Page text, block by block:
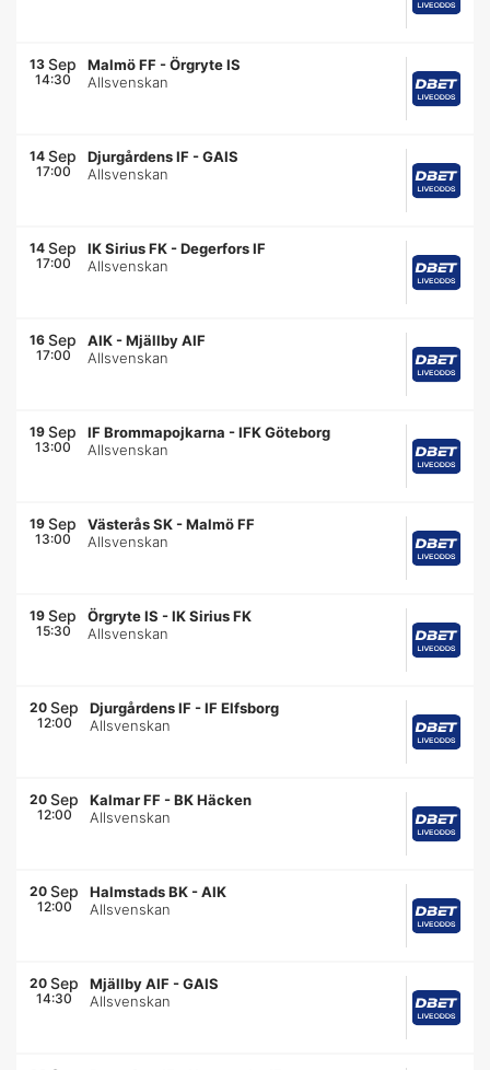
13 Sep
14:30
Malmö FF -Örgryte IS
Allsvenskan
14 Sep
17:00
Djurgårdens IF -GAIS
Allsvenskan
14 Sep
17:00
IK Sirius FK -Degerfors IF
Allsvenskan
16 Sep
17:00
AIK -Mjällby AIF
Allsvenskan
19 Sep
13:00
IF Brommapojkarna -IFK Göteborg
Allsvenskan
19 Sep
13:00
Västerås SK -Malmö FF
Allsvenskan
19 Sep
15:30
Örgryte IS -IK Sirius FK
Allsvenskan
20 Sep
12:00
Djurgårdens IF -IF Elfsborg
Allsvenskan
20 Sep
12:00
Kalmar FF -BK Häcken
Allsvenskan
20 Sep
12:00
Halmstads BK -AIK
Allsvenskan
20 Sep
14:30
Mjällby AIF -GAIS
Allsvenskan